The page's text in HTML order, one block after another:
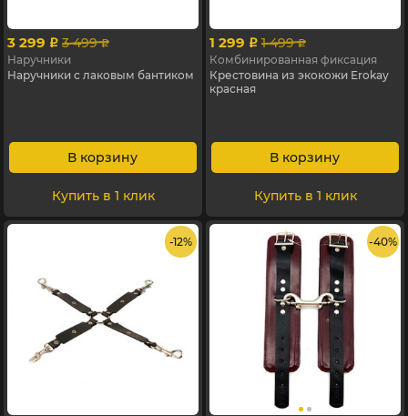
3 299 p 3 499 p
Наручники
Наручники с лаковым бантиком
В корзину
Купить в 1 клик
1 299 p 1 499 p
Комбинированная фиксация
Крестовина из экокожи Erokay
красная
В корзину
Купить в 1 клик
- 12% - 40%